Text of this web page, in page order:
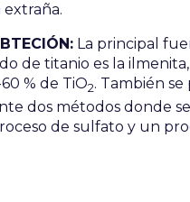
extraña.
La principal
de titanio es la
% de TiO2. También
dos métodos donde
de sulfato y un